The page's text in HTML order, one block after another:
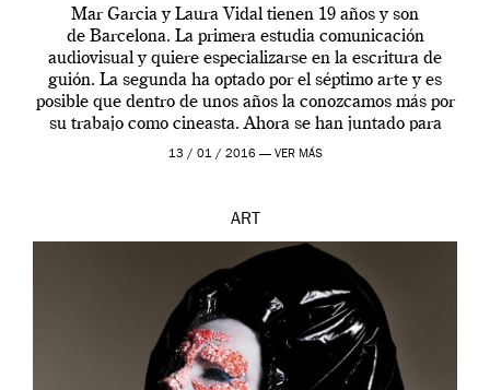
Mar Garcia y Laura Vidal tienen 19 años y son
de Barcelona. La primera estudia comunicación
audiovisual y quiere especializarse en la escritura de
guión. La segunda ha optado por el séptimo arte y es
posible que dentro de unos años la conozcamos más por
su trabajo como cineasta. Ahora se han juntado para
contarnos una […]
13 / 01 / 2016 — VER MÁS
ART